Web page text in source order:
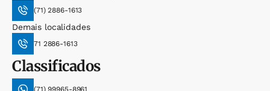
(71) 2886-1613
Demais localidades
71 2886-1613
Classificados
(71) 99965-8961